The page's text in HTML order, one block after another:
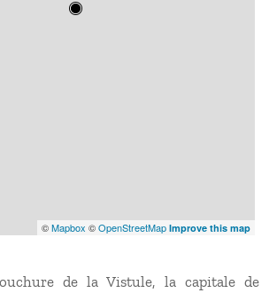
©Mapbox ©OpenStreetMap Improve this map
de la Vistule, la capitale de